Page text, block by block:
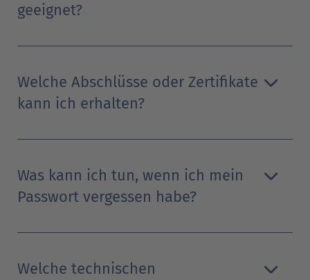
geeignet?
Welche Abschlüsse oder Zertifikate
kann ich erhalten?
Was kann ich tun, wenn ich mein
Passwort vergessen habe?
Welche technischen